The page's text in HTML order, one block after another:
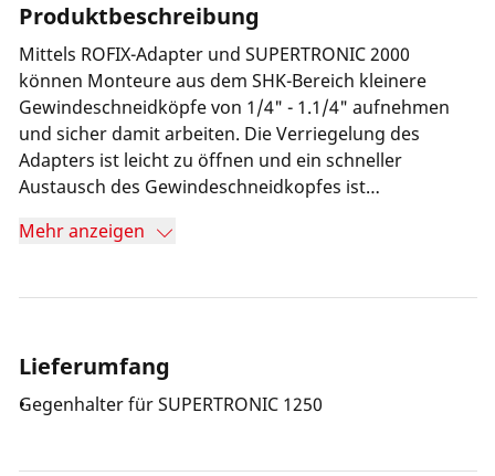
Produktbeschreibung
Mittels ROFIX-Adapter und SUPERTRONIC 2000
können Monteure aus dem SHK-Bereich kleinere
Gewindeschneidköpfe von 1/4" - 1.1/4" aufnehmen
und sicher damit arbeiten. Die Verriegelung des
Adapters ist leicht zu öffnen und ein schneller
Austausch des Gewindeschneidkopfes ist
Mehr anzeigen
Lieferumfang
Gegenhalter für SUPERTRONIC 1250